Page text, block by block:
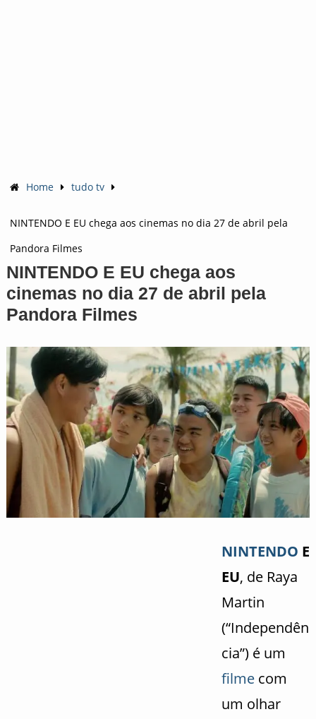
Home tudo tv
NINTENDO E EU chega aos cinemas no dia 27 de abril pela
Pandora Filmes
NINTENDO E EU chega aos
cinemas no dia 27 de abril pela
Pandora Filmes
NINTENDO E
EU, de Raya
Martin
(“Independên
cia”) é um
filmecom
um olhar